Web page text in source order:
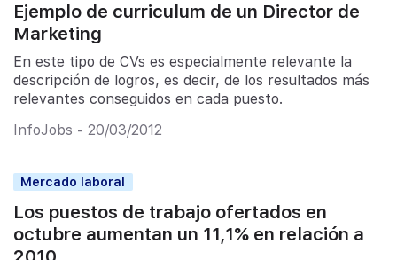
Ejemplo de curriculum de un Director de
Marketing
En este tipo de CVs es especialmente relevante la
descripción de logros, es decir, de los resultados más
relevantes conseguidos en cada puesto.
InfoJobs - 20/03/2012
Mercado laboral
Los puestos de trabajo ofertados en
octubre aumentan un 11,1% en relación a